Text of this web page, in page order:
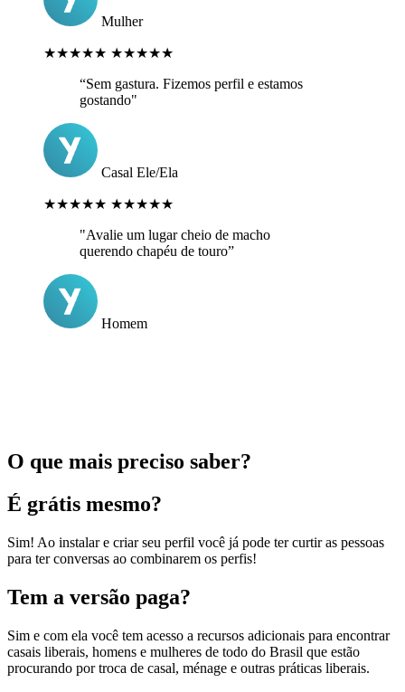
Mulher
★★★★★ ★★★★★
“Sem gastura. Fizemos perfil e estamos
gostando"
Casal Ele/Ela
★★★★★ ★★★★★
"Avalie um lugar cheio de macho
querendo chapéu de touro”
Homem
O que mais preciso saber?
É grátis mesmo?
Sim! Ao instalar e criar seu perfil você já pode ter curtir as pessoas
para ter conversas ao combinarem os perfis!
Tem a versão paga?
Sim e com ela você tem acesso a recursos adicionais para encontrar
casais liberais, homens e mulheres de todo do Brasil que estão
procurando por troca de casal, ménage e outras práticas liberais.